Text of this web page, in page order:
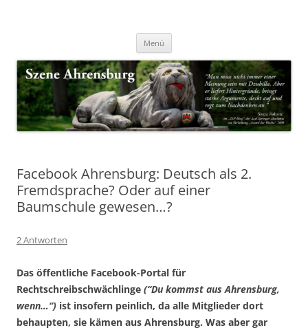
Szene Ahrensburg
Menü
Facebook Ahrensburg: Deutsch als 2.
Fremdsprache? Oder auf einer
Baumschule gewesen…?
2 Antworten
Das öffentliche Facebook-Portal für
Rechtschreibschwächlinge (“Du kommst aus Ahrensburg,
wenn…“) ist insofern peinlich, da alle Mitglieder dort
behaupten, sie kämen aus Ahrensburg. Was aber gar